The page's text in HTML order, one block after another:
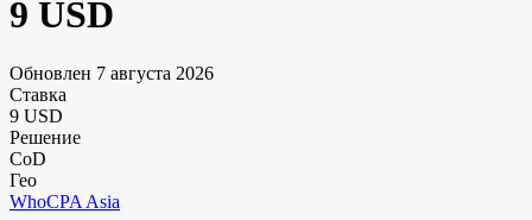
9 USD
Обновлен 7 августа 2026
Ставка
9 USD
Решение
CoD
Гео
WhoCPA Asia